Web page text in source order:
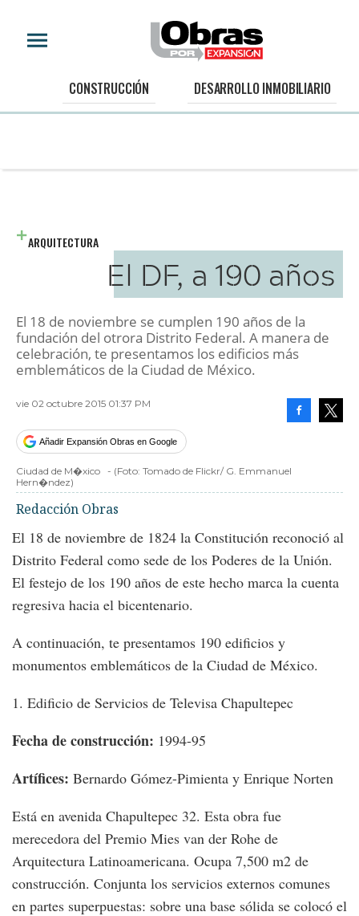
CONSTRUCCIÓN DESARROLLO INMOBILIARIO
ARQUITECTURA
El DF, a 190 años
El 18 de noviembre se cumplen 190 años de la
fundación del otrora Distrito Federal. A manera de
celebración, te presentamos los edificios más
emblemáticos de la Ciudad de México.
vie 02 octubre 2015 01:37 PM
Añadir Expansión Obras en Google
Ciudad de M�xico - (Foto: Tomado de Flickr/ G. Emmanuel
Hern�ndez)
Redacción Obras
El 18 de noviembre de 1824 la Constitución reconoció al
Distrito Federal como sede de los Poderes de la Unión.
El festejo de los 190 años de este hecho marca la cuenta
regresiva hacia el bicentenario.
A continuación, te presentamos 190 edificios y
monumentos emblemáticos de la Ciudad de México.
1. Edificio de Servicios de Televisa Chapultepec
Fecha de construcción: 1994-95
Artífices: Bernardo Gómez-Pimienta y Enrique Norten
Está en avenida Chapultepec 32. Esta obra fue
merecedora del Premio Mies van der Rohe de
Arquitectura Latinoamericana. Ocupa 7,500 m2 de
construcción. Conjunta los servicios externos comunes
en partes superpuestas: sobre una base sólida se colocó el